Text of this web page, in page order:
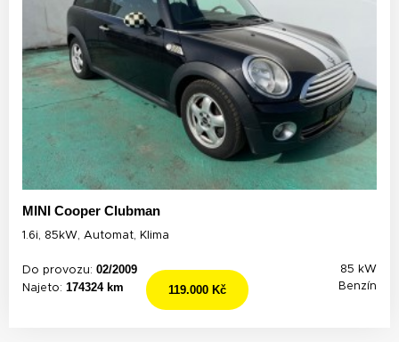
MINI Cooper Clubman
1.6i, 85kW, Automat, Klima
Do provozu: 02/2009
Najeto: 174324 km
85 kW
Benzín
119.000 Kč